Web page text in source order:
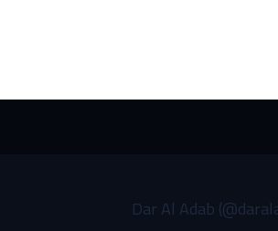
Dar Al Adab